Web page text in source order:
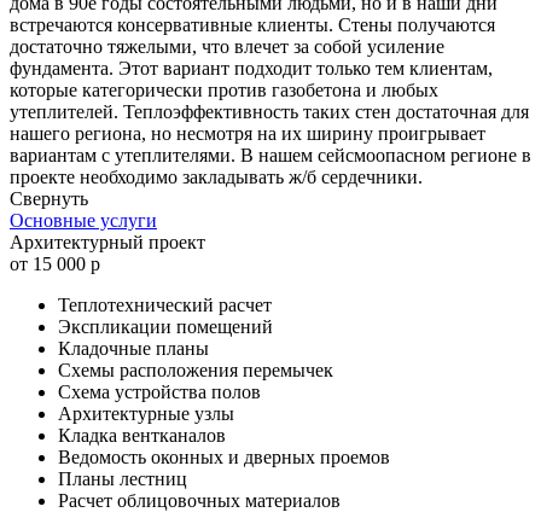
встречаются консервативные клиенты. Стены получаются
достаточно тяжелыми, что влечет за собой усиление
фундамента. Этот вариант подходит только тем клиентам,
которые категорически против газобетона и любых
утеплителей. Теплоэффективность таких стен достаточная для
нашего региона, но несмотря на их ширину проигрывает
вариантам с утеплителями. В нашем сейсмоопасном регионе в
проекте необходимо закладывать ж/б сердечники.
Свернуть
Основные услуги
Архитектурный проект
от 15 000 р
Теплотехнический расчет
Экспликации помещений
Кладочные планы
Схемы расположения перемычек
Схема устройства полов
Архитектурные узлы
Кладка вентканалов
Ведомость оконных и дверных проемов
Планы лестниц
Расчет облицовочных материалов